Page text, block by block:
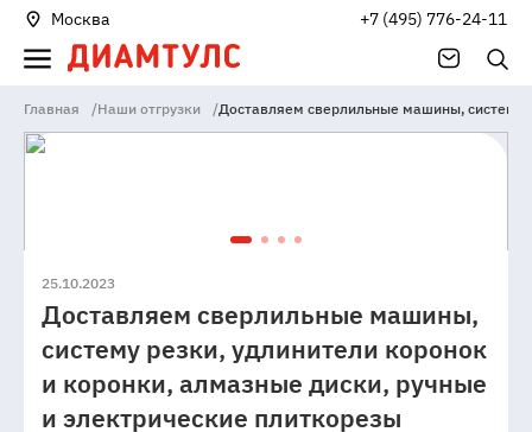
Москва +7 (495) 776-24-11
Главная /Наши отгрузки /Доставляем сверлильные машины, систему
25.10.2023
Доставляем сверлильные машины,
систему резки, удлинители коронок
и коронки, алмазные диски, ручные
и электрические плиткорезы